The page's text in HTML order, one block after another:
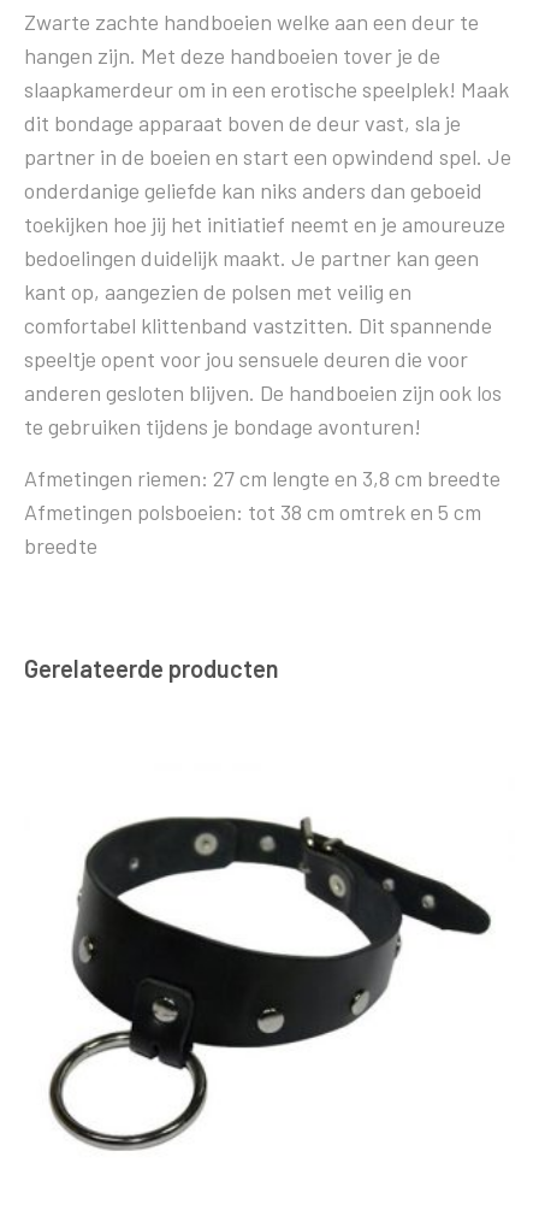
Zwarte zachte handboeien welke aan een deur te
hangen zijn. Met deze handboeien tover je de
slaapkamerdeur om in een erotische speelplek! Maak
dit bondage apparaat boven de deur vast, sla je
partner in de boeien en start een opwindend spel. Je
onderdanige geliefde kan niks anders dan geboeid
toekijken hoe jij het initiatief neemt en je amoureuze
bedoelingen duidelijk maakt. Je partner kan geen
kant op, aangezien de polsen met veilig en
comfortabel klittenband vastzitten. Dit spannende
speeltje opent voor jou sensuele deuren die voor
anderen gesloten blijven. De handboeien zijn ook los
te gebruiken tijdens je bondage avonturen!
Afmetingen riemen: 27 cm lengte en 3,8 cm breedte
Afmetingen polsboeien: tot 38 cm omtrek en 5 cm
breedte
Gerelateerde producten